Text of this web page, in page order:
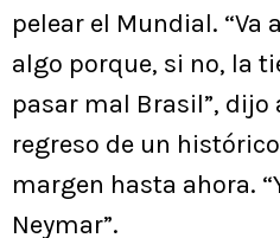
pelear el Mundial. “Va
algo porque, si no, la
pasar mal Brasil”, dijo
regreso de un
margen hasta ahora.
Neymar”.